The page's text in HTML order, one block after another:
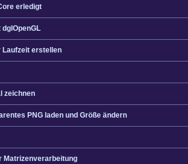
erledigt
Laufzeit erstellen
zeichnen
PNG laden und Größe ändern
Matrizenverarbeitung